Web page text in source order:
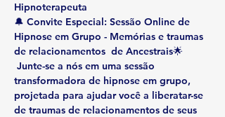
Hipnoterapeuta
🔔 Convite Especial: Sessão Online de
Hipnose em Grupo - Memórias e traumas
de relacionamentos  de Ancestrais🌟
Junte-se a nós em uma sessão
transformadora de hipnose em grupo,
projetada para ajudar você a liberatar-se
de traumas de relacionamentos de seus